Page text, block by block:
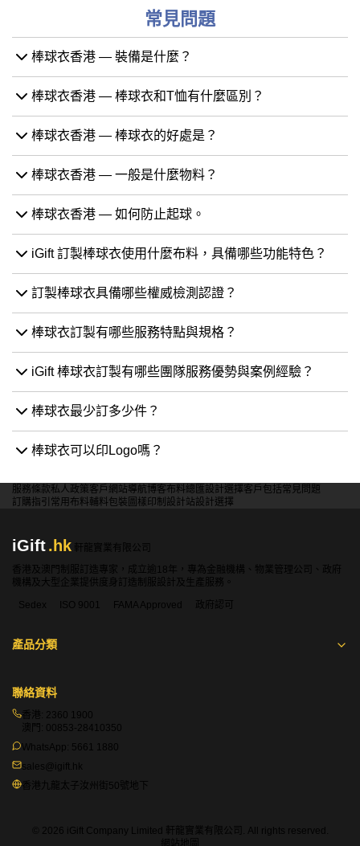
常見問題
棒球衣香港 — 裝備是什麼？
棒球衣香港 — 棒球衣和T恤有什麼區別？
棒球衣香港 — 棒球衣的好處是？
棒球衣香港 — 一般是什麼物料？
棒球衣香港 — 如何防止起球。
iGift 訂製棒球衣使用什麼布料，具備哪些功能特色？
訂製棒球衣具備哪些權威檢測認證？
棒球衣訂製有哪些服務特點與規格？
iGift 棒球衣訂製有哪些團隊服務優勢與案例經驗？
棒球衣最少訂多少件？
棒球衣可以印Logo嗎？
服務條款私人政策客戶 網站導航博客布料總匯設計選擇客戶包括常見問題
訂購指引 常用布料輔料包裝 圖樣印制 設計站設計選擇
iGift.hk
軒龍實業有限公司
香港及澳門制服訂造專家，成立逾18年，專為金融機構、物業管理公司、政府
機構及大型企業提供度身訂造制服設計及生產服務。
Sedex
ISO 9001 FAMA Approved 政府認可
產品分類
聯絡資料
香港: 2360 1900
澳門: 00853-28410350
WhatsApp: 5661 1880
sales@igift.hk
香港九龍太子汝州街50號地下
© 2026 iGift Company Limited 軒龍實業有限公司. All rights reserved.
網站地圖